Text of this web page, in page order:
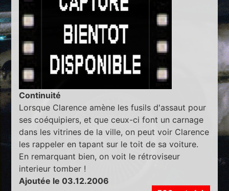
Continuité
Lorsque Clarence amène les fusils d'assaut pour
ses coéquipiers, et que ceux-ci font un carnage
dans les vitrines de la ville, on peut voir Clarence
les rappeler en tapant sur le toit de sa voiture.
En remarquant bien, on voit le rétroviseur
interieur tomber !
Ajoutée le 03.12.2006